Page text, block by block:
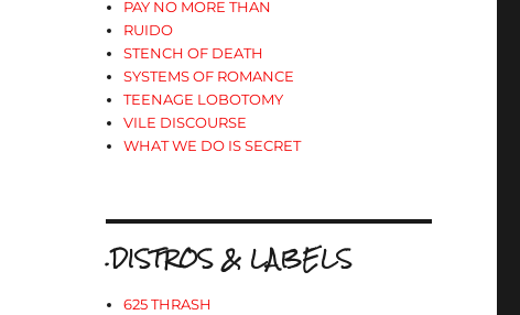
PAY NO MORE THAN
RUIDO
STENCH OF DEATH
SYSTEMS OF ROMANCE
TEENAGE LOBOTOMY
VILE DISCOURSE
WHAT WE DO IS SECRET
.DISTROS & LABELS
625 THRASH